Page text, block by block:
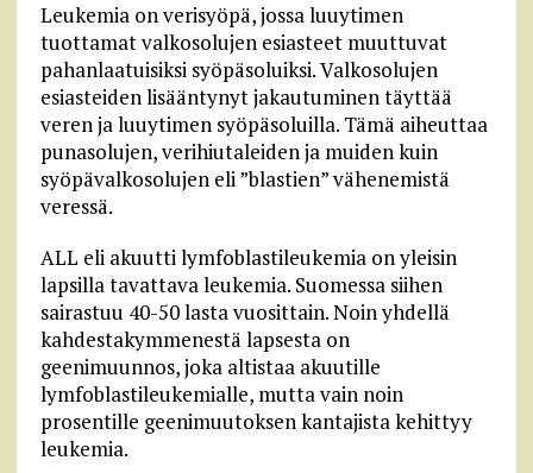
Leukemia on verisyöpä, jossa luuytimen
tuottamat valkosolujen esiasteet muuttuvat
pahanlaatuisiksi syöpäsoluiksi. Valkosolujen
esiasteiden lisääntynyt jakautuminen täyttää
veren ja luuytimen syöpäsoluilla. Tämä aiheuttaa
punasolujen, verihiutaleiden ja muiden kuin
syöpävalkosolujen eli ”blastien” vähenemistä
veressä.
ALL eli akuutti lymfoblastileukemia on yleisin
lapsilla tavattava leukemia. Suomessa siihen
sairastuu 40-50 lasta vuosittain. Noin yhdellä
kahdestakymmenestä lapsesta on
geenimuunnos, joka altistaa akuutille
lymfoblastileukemialle, mutta vain noin
prosentille geenimuutoksen kantajista kehittyy
leukemia.